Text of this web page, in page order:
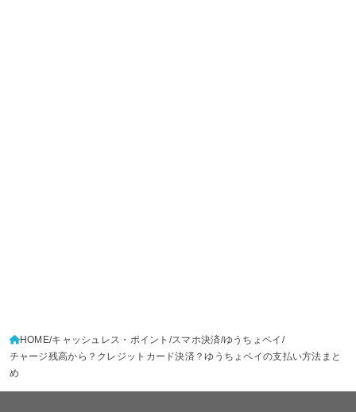
HOME キャッシュレス・ポイント スマホ決済 ゆうちょペイ
チャージ残高から？クレジットカード決済？ゆうちょペイの支払い方法まと
め